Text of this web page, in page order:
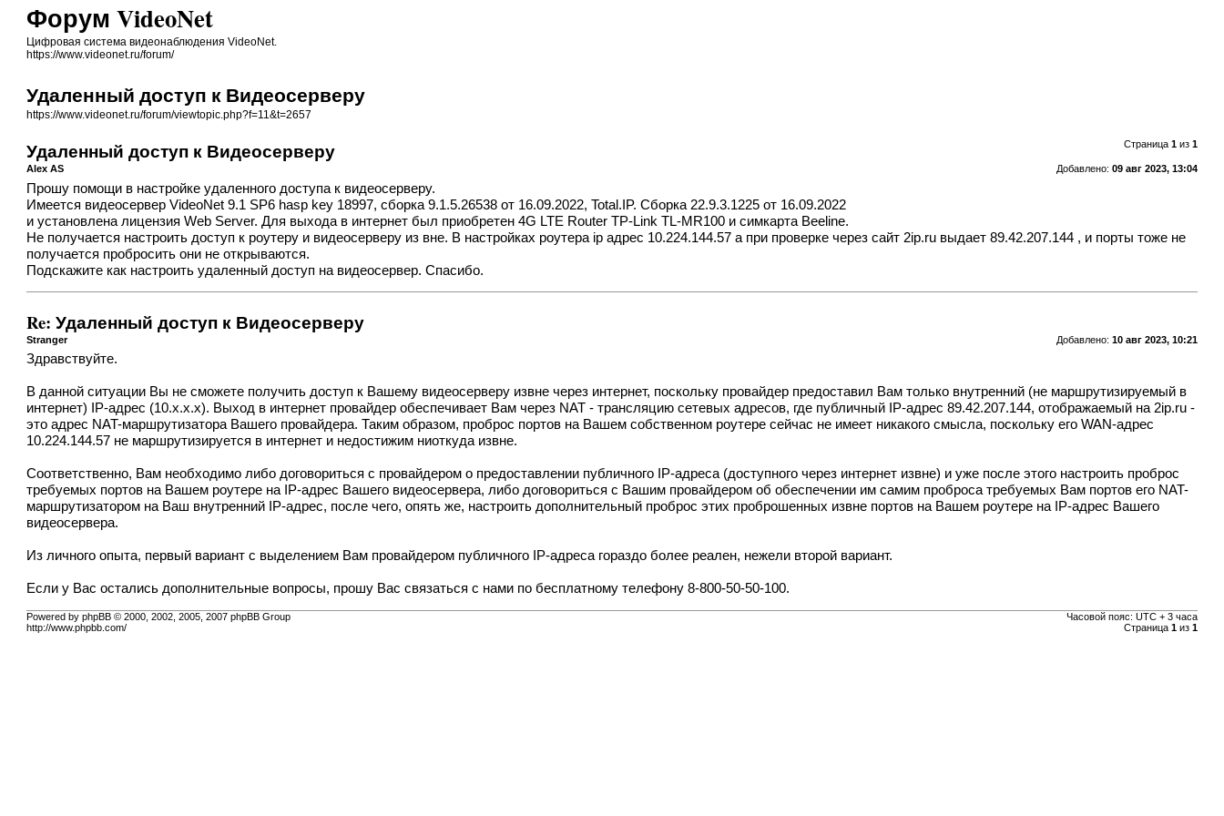
Форум VideoNet
Цифровая система видеонаблюдения VideoNet.
https://www.videonet.ru/forum/
Удаленный доступ к Видеосерверу
https://www.videonet.ru/forum/viewtopic.php?f=11&t=2657
Страница 1из 1
Удаленный доступ к Видеосерверу
Добавлено: 09 авг 2023, 13:04
Alex AS
Прошу помощи в настройке удаленного доступа к видеосерверу.
Имеется видеосервер VideoNet 9.1 SP6 hasp key 18997, сборка 9.1.5.26538 от 16.09.2022, Total.IP. Cборка 22.9.3.1225 от 16.09.2022
и установлена лицензия Web Server. Для выхода в интернет был приобретен 4G LTE Router TP-Link TL-MR100 и симкарта Beeline.
Не получается настроить доступ к роутеру и видеосерверу из вне. В настройках роутера ip адрес 10.224.144.57 а при проверке через сайт 2ip.ru выдает 89.42.207.144 , и порты тоже не
получается пробросить они не открываются.
Подскажите как настроить удаленный доступ на видеосервер. Спасибо.
Re: Удаленный доступ к Видеосерверу
Добавлено: 10 авг 2023, 10:21
Stranger
Здравствуйте.
В данной ситуации Вы не сможете получить доступ к Вашему видеосерверу извне через интернет, поскольку провайдер предоставил Вам только внутренний (не маршрутизируемый в
интернет) IP-адрес (10.x.x.x). Выход в интернет провайдер обеспечивает Вам через NAT - трансляцию сетевых адресов, где публичный IP-адрес 89.42.207.144, отображаемый на 2ip.ru -
это адрес NAT-маршрутизатора Вашего провайдера. Таким образом, проброс портов на Вашем собственном роутере сейчас не имеет никакого смысла, поскольку его WAN-адрес
10.224.144.57 не маршрутизируется в интернет и недостижим ниоткуда извне.
Соответственно, Вам необходимо либо договориться с провайдером о предоставлении публичного IP-адреса (доступного через интернет извне) и уже после этого настроить проброс
требуемых портов на Вашем роутере на IP-адрес Вашего видеосервера, либо договориться с Вашим провайдером об обеспечении им самим проброса требуемых Вам портов его NAT-
маршрутизатором на Ваш внутренний IP-адрес, после чего, опять же, настроить дополнительный проброс этих проброшенных извне портов на Вашем роутере на IP-адрес Вашего
видеосервера.
Из личного опыта, первый вариант с выделением Вам провайдером публичного IP-адреса гораздо более реален, нежели второй вариант.
Если у Вас остались дополнительные вопросы, прошу Вас связаться с нами по бесплатному телефону 8-800-50-50-100.
Часовой пояс: UTC + 3 часа
Страница 1из 1
Powered by phpBB © 2000, 2002, 2005, 2007 phpBB Group
http://www.phpbb.com/